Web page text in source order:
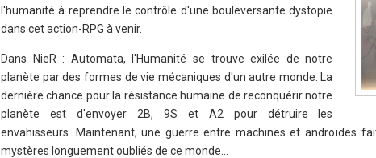
l'humanité à reprendre le contrôle d'une bouleversante dystopie
dans cet action-RPG à venir.
Dans NieR : Automata, l'Humanité se trouve exilée de notre
planète par des formes de vie mécaniques d'un autre monde. La
dernière chance pour la résistance humaine de reconquérir notre
planète est d'envoyer 2B, 9S et A2 pour détruire les
envahisseurs. Maintenant, une guerre entre machines et androïdes
mystères longuement oubliés de ce monde…